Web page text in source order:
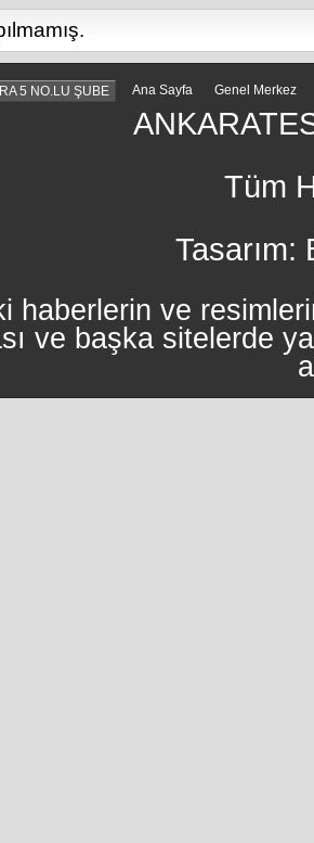
5 NO.LU ŞUBE Ana Sayfa Genel Merkez
Tüm
Tasarım:
haberlerin ve
ve başka sitelerde